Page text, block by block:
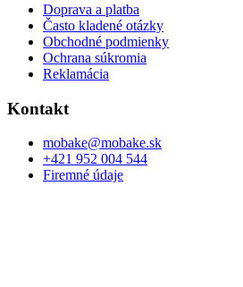
Doprava a platba
Často kladené otázky
Obchodné podmienky
Ochrana súkromia
Reklamácia
Kontakt
mobake@mobake.sk
+421 952 004 544
Firemné údaje